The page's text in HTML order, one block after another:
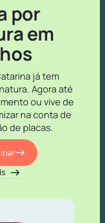
por
em
já tem
Agora até
ou vive de
na conta de
de placas.